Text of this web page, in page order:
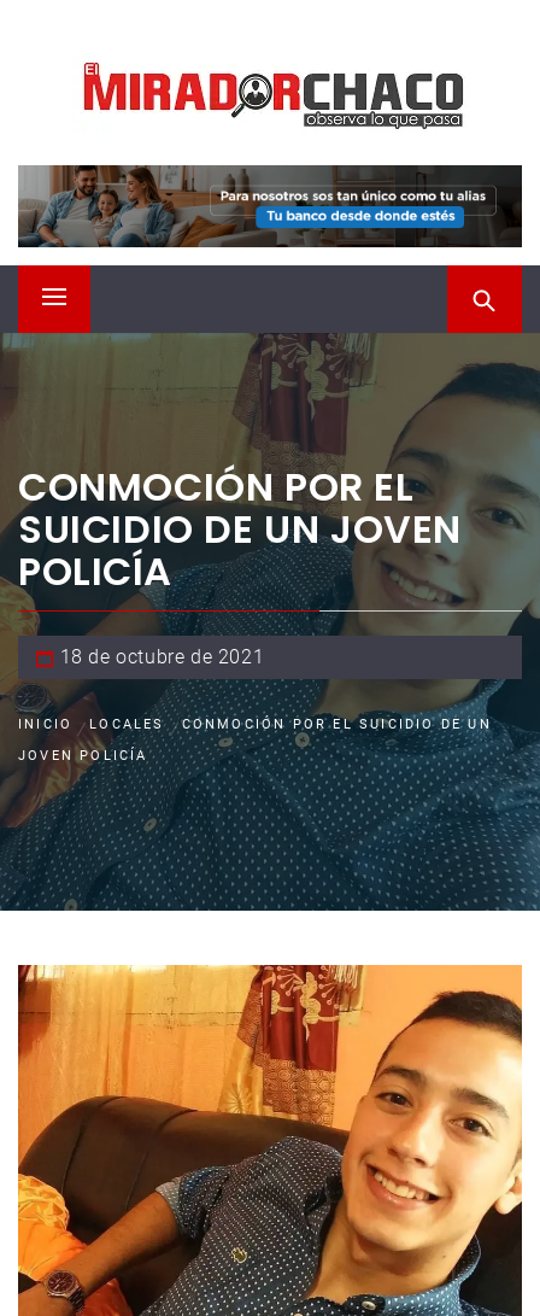
contenido
EL MIRADOR CHACO
Observá lo que pasa
Menú
principal
CONMOCIÓN POR EL
SUICIDIO DE UN JOVEN
POLICÍA
18 de octubre de 2021
INICIO LOCALES
CONMOCIÓN POR EL SUICIDIO DE UN
JOVEN POLICÍA